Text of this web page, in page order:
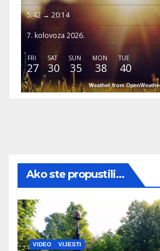
5:42 → 20:14
7. kolovoza 2026.
FRI
27
SAT
30
SUN
35
MON
38
TUE
40
Weather from
Ako ste propustili...
VIDEO VIJESTI